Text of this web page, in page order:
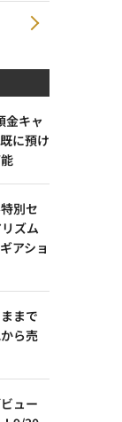
金キャ
に預け
別セ
ズム
アショ
まで
ら売
ュー